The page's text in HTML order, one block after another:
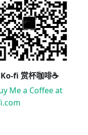
Ko-fi 赏杯咖啡☕